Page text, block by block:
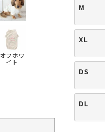
オフホワ
イト
M
XL
DS
DL